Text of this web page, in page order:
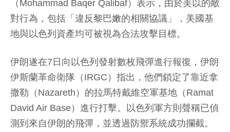
（Mohammad Baqer Qalibaf）表示，由於美以的敵
對行為，包括「違反黎巴嫩的相關協議」，美國基
地與以色列資產均可被視為合法攻擊目標。
伊朗遂在7日向以色列發射數枚飛彈進行報復，伊朗
伊斯蘭革命衛隊（IRGC）指出，他們鎖定了靠近拿
撒勒（Nazareth）的拉馬特戴維空軍基地（Ramat
David Air Base）進行打擊。以色列軍方則聲稱已偵
測到來自伊朗的飛彈，並透過防禦系統成功攔截。